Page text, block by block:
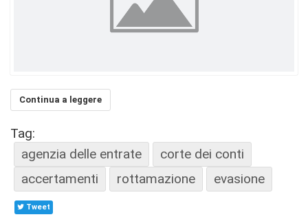
Continua a leggere
Tag:
agenzia delle entrate
corte dei conti
accertamenti
rottamazione evasione
Tweet